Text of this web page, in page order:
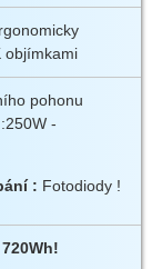
objímkami
pohonu
-
: Fotodiody !